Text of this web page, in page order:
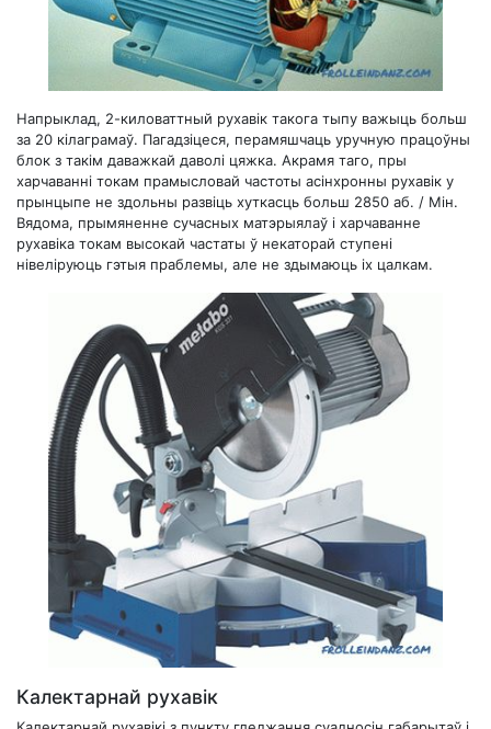
Напрыклад, 2-киловаттный рухавік такога тыпу важыць больш
за 20 кілаграмаў. Пагадзіцеся, перамяшчаць уручную працоўны
блок з такім даважкай даволі цяжка. Акрамя таго, пры
харчаванні токам прамысловай частоты асінхронны рухавік у
прынцыпе не здольны развіць хуткасць больш 2850 аб. / Мін.
Вядома, прымяненне сучасных матэрыялаў і харчаванне
рухавіка токам высокай частаты ў некаторай ступені
нівеліруюць гэтыя праблемы, але не здымаюць іх цалкам.
Калектарнай рухавік